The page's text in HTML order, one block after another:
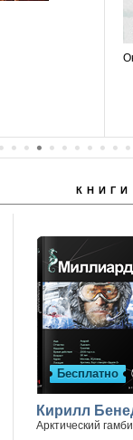
КНИГИ
Бесплатно
Кирилл
Арктический